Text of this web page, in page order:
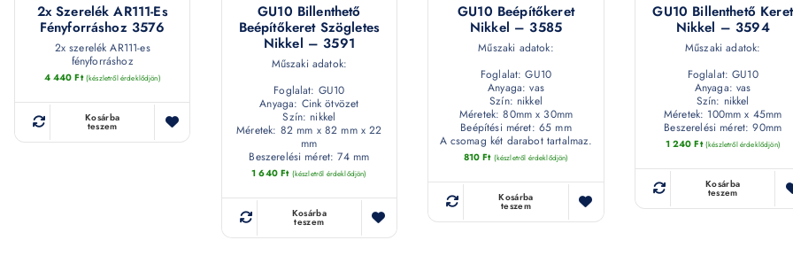
2x Szerelék AR111-Es
Fényforráshoz 3576
2x szerelék AR111-es
fényforráshoz
4 440Ft (készletről érdeklődjön)
Kosárba
teszem
GU10 Billenthető
Beépítőkeret Szögletes
Nikkel – 3591
Műszaki adatok:
Foglalat: GU10
Anyaga: Cink ötvözet
Szín: nikkel
Méretek: 82 mm x 82 mm x 22
mm
Beszerelési méret: 74 mm
1 640Ft (készletről érdeklődjön)
Kosárba
teszem
GU10 Beépítőkeret
Nikkel – 3585
Műszaki adatok:
Foglalat: GU10
Anyaga: vas
Szín: nikkel
Méretek: 80mm x 30mm
Beépítési méret: 65 mm
A csomag két darabot tartalmaz.
810Ft (készletről érdeklődjön)
Kosárba
teszem
GU10 Billenthető Keret
Nikkel – 3594
Műszaki adatok:
Foglalat: GU10
Anyaga: vas
Szín: nikkel
Méretek: 100mm x 45mm
Beszerelési méret: 90mm
1 240Ft (készletről érdeklődjön)
Kosárba
teszem